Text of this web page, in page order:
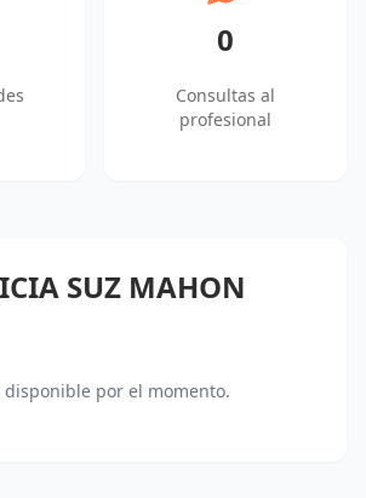
0
Consultas al
profesional
SUZ MAHON